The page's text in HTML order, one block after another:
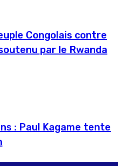
Congolais contre
par le Rwanda
: Paul Kagame tente